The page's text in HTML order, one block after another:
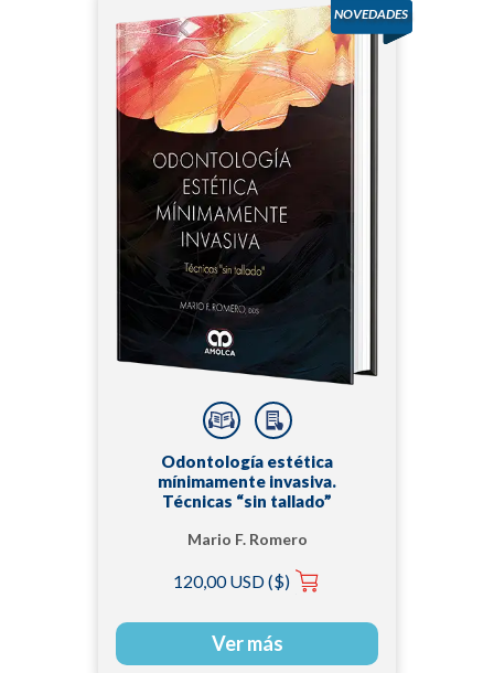
Odontología estética
mínimamente invasiva.
Técnicas “sin tallado”
Mario F. Romero
120,00 USD ($)
Ver más